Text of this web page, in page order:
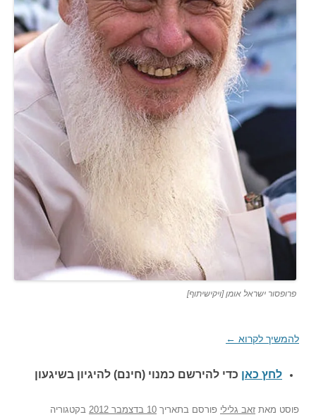
פרופסור ישראל אומן [ויקישיתוף]
להמשיך לקרוא ←
לחץ כאן כדי להירשם כמנוי (חינם) להיגיון בשיגעון
פוסט מאת זאב גלילי פורסם בתאריך 10 בדצמבר 2012
בקטגוריה